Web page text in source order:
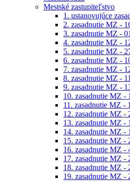
Mestské zastupiteľstvo
1. ustanovujúce
2. zasadnutie MZ -
3. zasadnutie MZ -
4. zasadnutie MZ -
5. zasadnutie MZ -
6. zasadnutie MZ -
7. zasadnutie MZ -
8. zasadnutie MZ -
9. zasadnutie MZ -
10. zasadnutie MZ -
11. zasadnutie MZ -
12. zasadnutie MZ -
13. zasadnutie MZ -
14. zasadnutie MZ -
15. zasadnutie MZ -
16. zasadnutie MZ -
17. zasadnutie MZ -
18. zasadnutie MZ -
19. zasadnutie MZ -